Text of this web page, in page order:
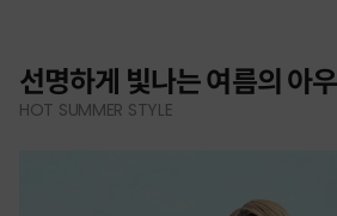
선명하게 빛나는 여름의 아
HOT SUMMER STYLE